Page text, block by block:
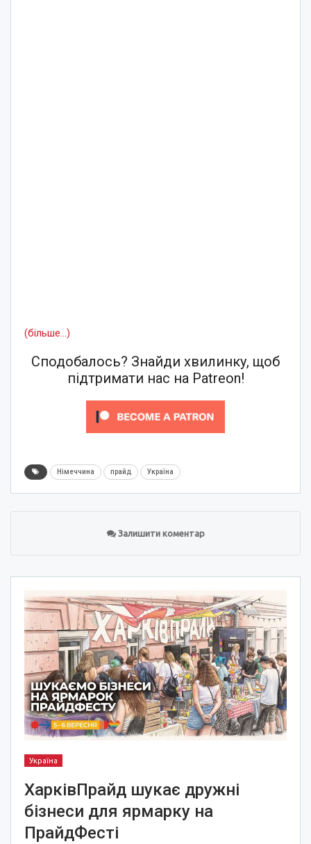
(більше…)
Сподобалось? Знайди хвилинку, щоб
підтримати нас на Patreon!
Німеччина прайд Україна
Залишити коментар
Україна
ХарківПрайд шукає дружні
бізнеси для ярмарку на
ПрайдФесті